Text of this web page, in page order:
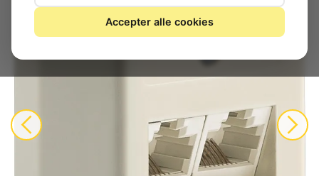
Accepter alle cookies